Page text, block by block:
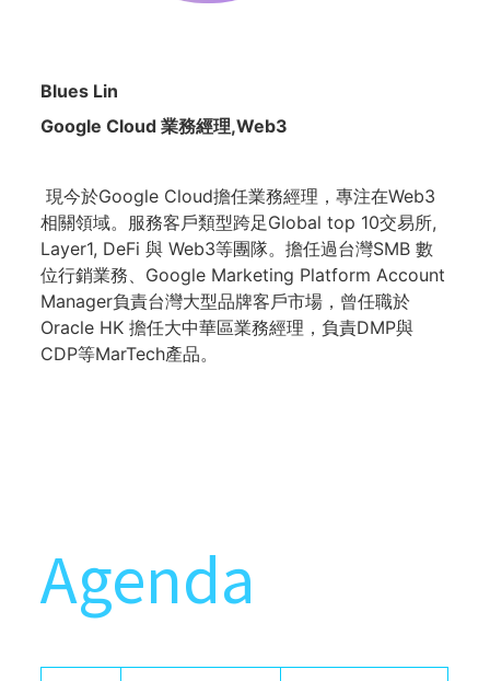
Blues Lin
Google Cloud 業務經理,Web3
現今於Google Cloud擔任業務經理，專注在Web3
相關領域。服務客戶類型跨足Global top 10交易所,
Layer1, DeFi 與 Web3等團隊。擔任過台灣SMB 數
位行銷業務、Google Marketing Platform Account
Manager負責台灣大型品牌客戶市場，曾任職於
Oracle HK 擔任大中華區業務經理，負責DMP與
CDP等MarTech產品。
Agenda